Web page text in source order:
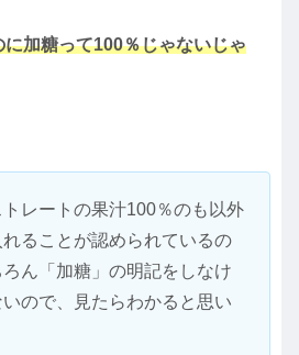
加糖って100％じゃないじゃ
レートの果汁100％のも以外
ることが認められているの
ん「加糖」の明記をしなけ
ので、見たらわかると思い